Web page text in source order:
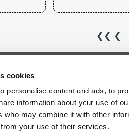
cookies
personalise content and ads, to
information about your use of
who may combine it with other
from your use of their services.
❮❮ ❮
LinkedIn
X (Twitter)
Youtube